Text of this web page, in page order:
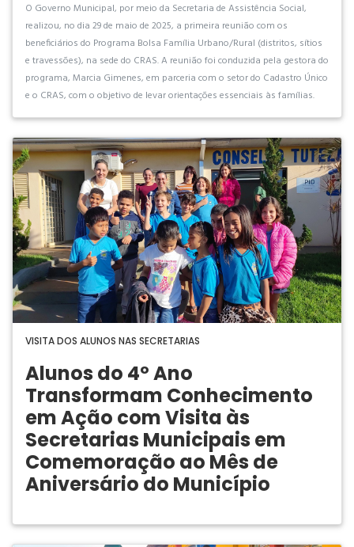
O Governo Municipal, por meio da Secretaria de Assistência Social,
realizou, no dia 29 de maio de 2025, a primeira reunião com os
beneficiários do Programa Bolsa Família Urbano/Rural (distritos, sítios
e travessões), na sede do CRAS. A reunião foi conduzida pela gestora do
programa, Marcia Gimenes, em parceria com o setor do Cadastro Único
e o CRAS, com o objetivo de levar orientações essenciais às famílias.
VISITA DOS ALUNOS NAS SECRETARIAS
Alunos do 4º Ano
Transformam Conhecimento
em Ação com Visita às
Secretarias Municipais em
Comemoração ao Mês de
Aniversário do Município